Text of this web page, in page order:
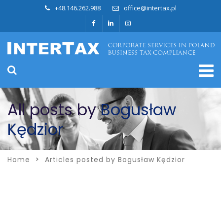
+48.146.262.988 office@intertax.pl
All posts byBogusław
Kędzior
Home Articles posted by Bogusław Kędzior